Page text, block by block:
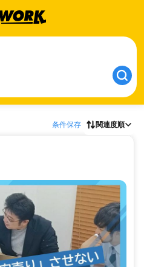
条件保存 関連度順